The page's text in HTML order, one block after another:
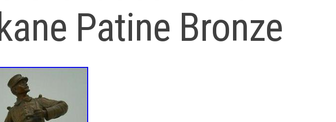
Patine Bronze